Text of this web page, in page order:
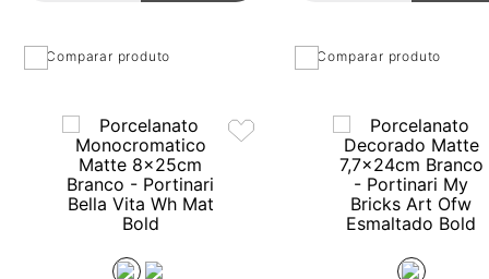
Comparar produto Comparar produto